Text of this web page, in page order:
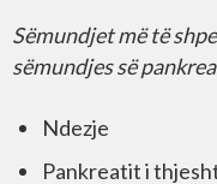
Sëmundjet më të
sëmundjes së
Ndezje
Pankreatit i